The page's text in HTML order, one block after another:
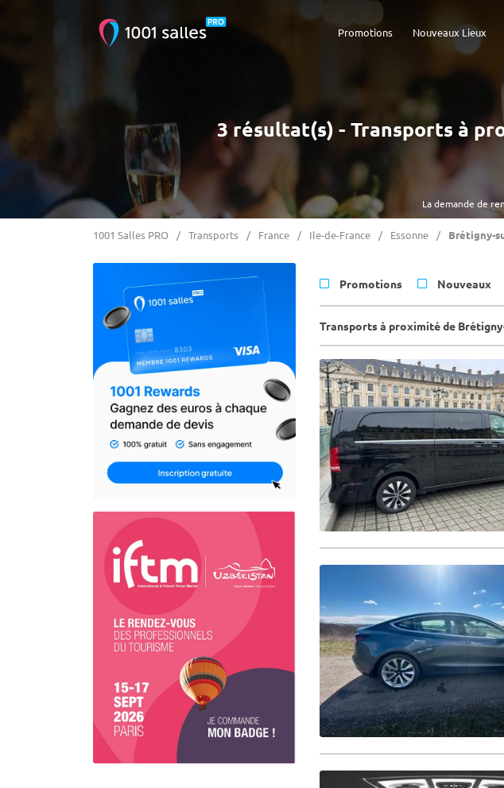
Nouveaux Lieux
Promotions
La demande de
3 résultat(s) - Transports à
1001 Salles PRO Transports France Ile-de-France Essonne Brétigny-
Promotions Nouveaux
Transports à proximité de